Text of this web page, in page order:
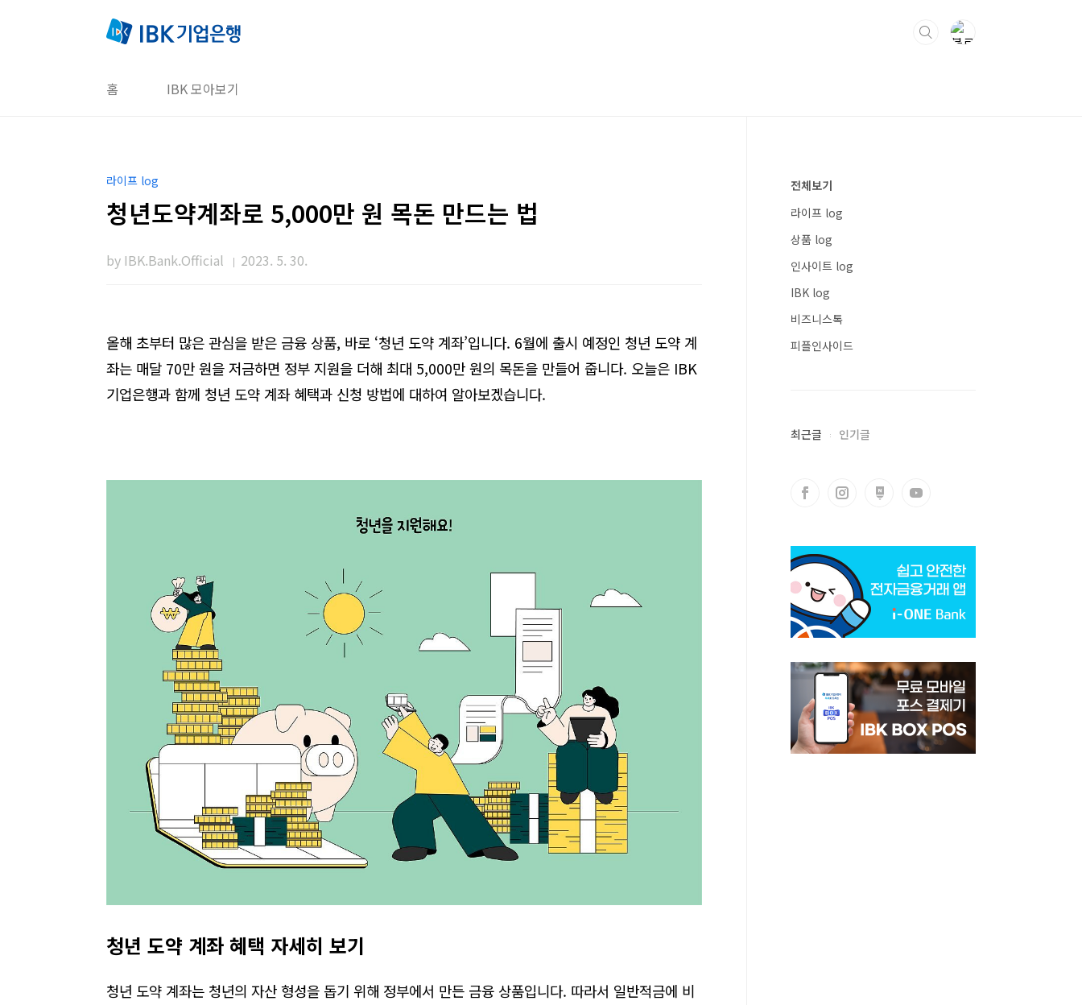
홈 IBK 모아보기
라이프 log
청년도약계좌로 5,000만 원 목돈 만드는 법
by IBK.Bank.Official 2023. 5. 30.
올해 초부터 많은 관심을 받은 금융 상품, 바로 ‘청년 도약 계좌’입니다. 6월에 출시 예정인 청년 도약 계
좌는 매달 70만 원을 저금하면 정부 지원을 더해 최대 5,000만 원의 목돈을 만들어 줍니다. 오늘은 IBK
기업은행과 함께 청년 도약 계좌 혜택과 신청 방법에 대하여 알아보겠습니다.
청년 도약 계좌 혜택 자세히 보기
청년 도약 계좌는 청년의 자산 형성을 돕기 위해 정부에서 만든 금융 상품입니다. 따라서 일반적금에 비
전체보기
라이프 log
상품 log
인사이트 log
IBK log
비즈니스톡
피플인사이드
최근글 인기글